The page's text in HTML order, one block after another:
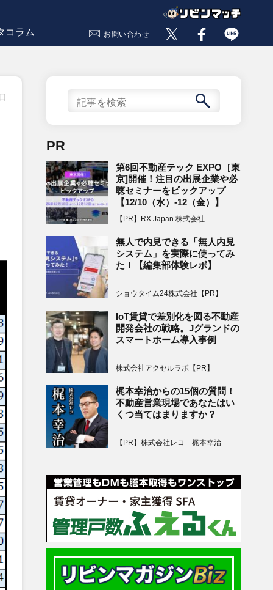
コラム お問い合わせ
PR
第6回不動産テック EXPO［東
京]開催！注目の出展企業や必
聴セミナーをピックアップ
【12/10（水）-12（金）】
【PR】RX Japan 株式会社
無人で内見できる「無人内見
システム」を実際に使ってみ
た！【編集部体験レポ】
ショウタイム24株式会社【PR】
IoT賃貸で差別化を図る不動産
開発会社の戦略。Jグランドの
スマートホーム導入事例
株式会社アクセルラボ【PR】
梶本幸治からの15個の質問！
不動産営業現場であなたはい
くつ当てはまりますか？
【PR】株式会社レコ 梶本幸治